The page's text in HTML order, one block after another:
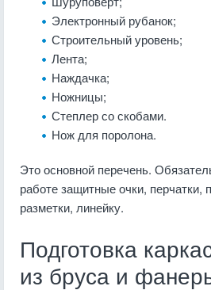
Электронный рубанок;
Строительный уровень;
Лента;
Наждачка;
Ножницы;
Степлер со скобами.
Нож для поролона.
Это основной перечень.
работе защитные очки, перчатки,
разметки, линейку.
Подготовка
из бруса и